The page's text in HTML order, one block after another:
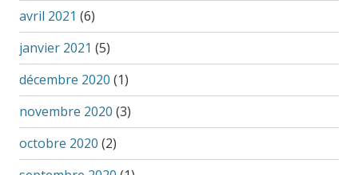
avril 2021 (6)
janvier 2021 (5)
décembre 2020 (1)
novembre 2020 (3)
octobre 2020 (2)